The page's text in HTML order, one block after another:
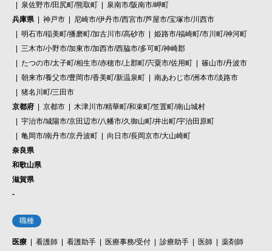
泉佐野市/田尻町/熊取町
泉南市/阪南市/岬町
兵庫県
神戸市
尼崎市/伊丹市/西宮市/芦屋市/宝塚市/川西市
明石市/稲美町/播磨町/加古川市/高砂市
姫路市/福崎町/市川町/神河町
三木市/小野市/加東市/加西市/西脇市/多可町/神崎郡
たつの市/太子町/相生市/赤穂市/上郡町/宍粟市/佐用町
篠山市/丹波市
朝来市/養父市/豊岡市/香美町/新温泉町
南あわじ市/洲本市/淡路市
猪名川町/三田市
京都府
京都市
木津川市/精華町/和束町/笠置町/南山城村
宇治市/城陽市/京田辺市/八幡市/久御山町/井出町/宇治田原町
亀岡市/南丹市/京丹波町
向日市/長岡京市/大山崎町
奈良県
和歌山県
滋賀県
-
職種
医療 看護師 看護助手 医療事務/受付 診療助手 医師
薬剤師